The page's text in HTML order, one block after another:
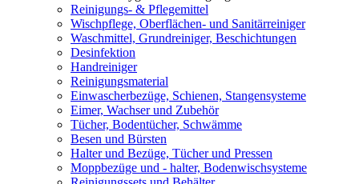
Reinigungs- & Pflegemittel
Wischpflege, Oberflächen- und Sanitärreiniger
Waschmittel, Grundreiniger, Beschichtungen
Desinfektion
Handreiniger
Reinigungsmaterial
Einwascherbezüge, Schienen, Stangensysteme
Eimer, Wachser und Zubehör
Tücher, Bodentücher, Schwämme
Besen und Bürsten
Halter und Bezüge, Tücher und Pressen
Moppbezüge und - halter, Bodenwischsysteme